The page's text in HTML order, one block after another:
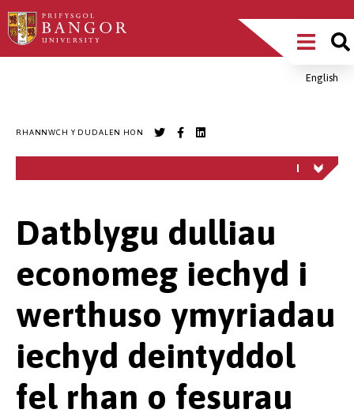
Sgipiwch
i’r
Main
MenuEnglish
RHANNWCH Y DUDALEN HON
Datblygu dulliau
economeg iechyd i
werthuso ymyriadau
iechyd deintyddol
fel rhan o fesurau